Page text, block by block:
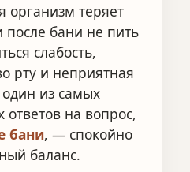
организм теряет
после бани не пить
слабость,
рту и неприятная
из самых
на вопрос,
бани, — спокойно
баланс.